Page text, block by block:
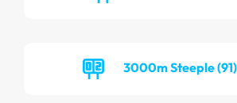
3000m Steeple